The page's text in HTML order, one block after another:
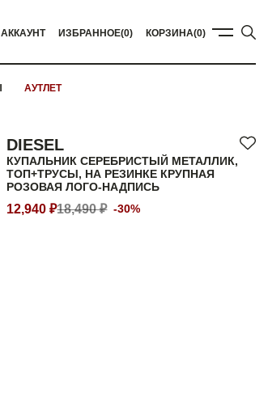
АККАУНТ ИЗБРАННОЕ(0) КОРЗИНА(0)
АУТЛЕТ
DIESEL
КУПАЛЬНИК СЕРЕБРИСТЫЙ МЕТАЛЛИК,
ТОП+ТРУСЫ, НА РЕЗИНКЕ КРУПНАЯ
РОЗОВАЯ ЛОГО-НАДПИСЬ
12,940 ₽18,490 ₽ -30%